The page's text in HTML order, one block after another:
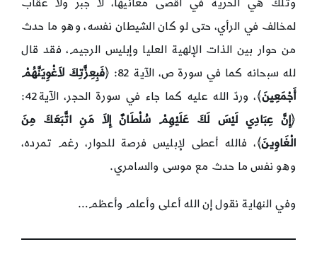
وتلك هي الحرية في أقصى معانيها، لا جبر ولا عقاب
لمخالف في الرأي، حتى لو كان الشيطان نفسه، وهو ما حدث
من حوار بين الذات الإلهية العليا وإبليس الرجيم، فقد قال
لله سبحانه كما في سورة ص، الآية 82: ﴿
فَبِعِزَّتِكَ لاَغْوِيَنَّهُمْ
أَجْمَعِينَ
﴾، وردّ الله عليه كما جاء في سورة الحجر، الآية42:
﴿إِنَّ عِبَادِي لَيْسَ لَكَ عَلَيْهِمْ سُلْطَانٌ إِلاَ مَنِ اتَّبَعَكَ مِنَ
الْغَاوِينَ﴾، فالله أعطى لإبليس فرصة للحوار، رغم تمرده،
وهو نفس ما حدث مع موسى والسامري.
وفي النهاية نقول إن الله أعلى وأعلم وأعظم…